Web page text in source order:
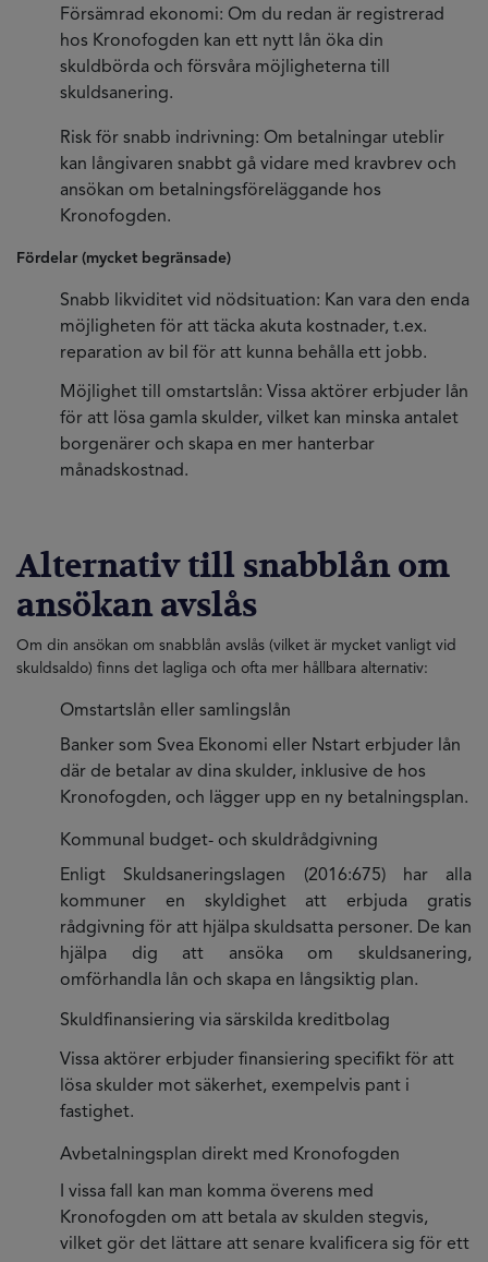
Försämrad ekonomi: Om du redan är registrerad
hos Kronofogden kan ett nytt lån öka din
skuldbörda och försvåra möjligheterna till
skuldsanering.
Risk för snabb indrivning: Om betalningar uteblir
kan långivaren snabbt gå vidare med kravbrev och
ansökan om betalningsföreläggande hos
Kronofogden.
Fördelar (mycket begränsade)
Snabb likviditet vid nödsituation: Kan vara den enda
möjligheten för att täcka akuta kostnader, t.ex.
reparation av bil för att kunna behålla ett jobb.
Möjlighet till omstartslån: Vissa aktörer erbjuder lån
för att lösa gamla skulder, vilket kan minska antalet
borgenärer och skapa en mer hanterbar
månadskostnad.
Alternativ till snabblån om
ansökan avslås
Om din ansökan om snabblån avslås (vilket är mycket vanligt vid
skuldsaldo) finns det lagliga och ofta mer hållbara alternativ:
Omstartslån eller samlingslån
Banker som Svea Ekonomi eller Nstart erbjuder lån
där de betalar av dina skulder, inklusive de hos
Kronofogden, och lägger upp en ny betalningsplan.
Kommunal budget- och skuldrådgivning
Enligt Skuldsaneringslagen (2016:675) har alla
kommuner en skyldighet att erbjuda gratis
rådgivning för att hjälpa skuldsatta personer. De kan
hjälpa dig att ansöka om skuldsanering,
omförhandla lån och skapa en långsiktig plan.
Skuldfinansiering via särskilda kreditbolag
Vissa aktörer erbjuder finansiering specifikt för att
lösa skulder mot säkerhet, exempelvis pant i
fastighet.
Avbetalningsplan direkt med Kronofogden
I vissa fall kan man komma överens med
Kronofogden om att betala av skulden stegvis,
vilket gör det lättare att senare kvalificera sig för ett